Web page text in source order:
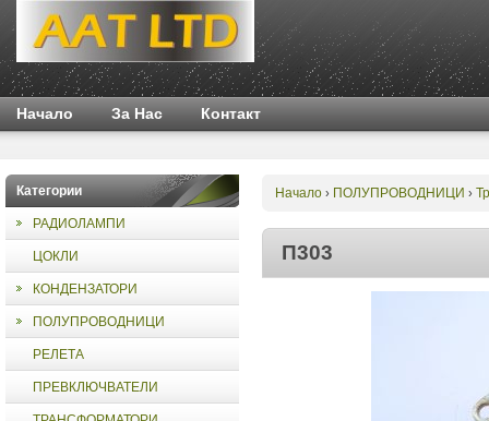
Начало За Нас Контакт
Категории
РАДИОЛАМПИ
ЦОКЛИ
КОНДЕНЗАТОРИ
ПОЛУПРОВОДНИЦИ
РЕЛЕТА
ПРЕВКЛЮЧВАТЕЛИ
Начало› ПОЛУПРОВОДНИЦИ ›
П303